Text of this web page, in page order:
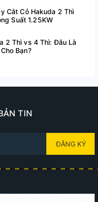
Cắt Cỏ Hakuda 2 Thì
Suất 1.25KW
2 Thì vs 4 Thì: Đâu Là
Bạn?
TIN
ĐĂNG KÝ